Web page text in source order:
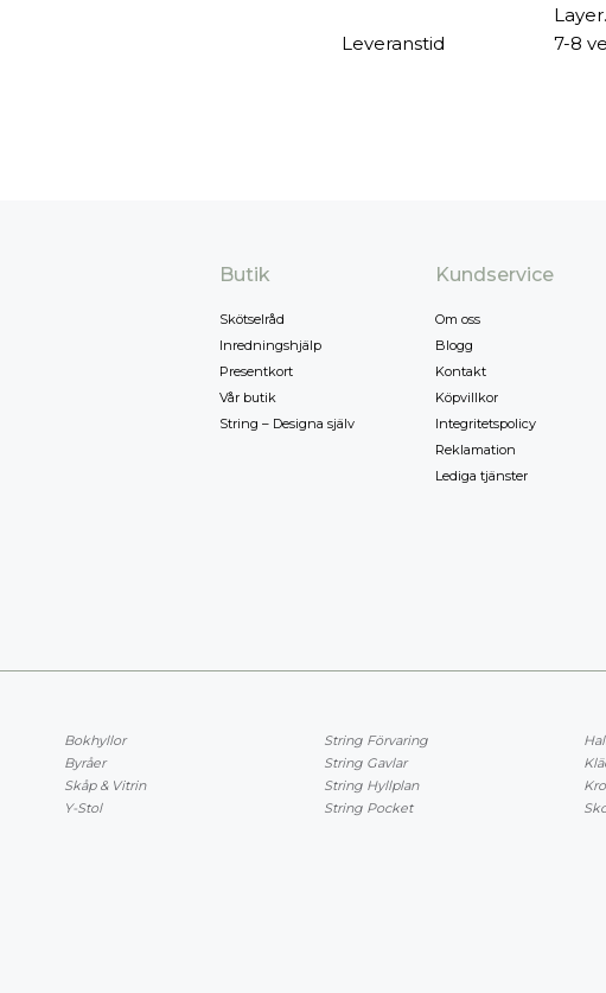
Leveranstid
7-8
Butik
Skötselråd
Inredningshjälp
Presentkort
Vår butik
String – Designa själv
Kundservice
Om oss
Blogg
Kontakt
Köpvillkor
Integritetspolicy
Reklamation
Lediga tjänster
Bokhyllor
Byråer
Skåp & Vitrin
Y-Stol
String Förvaring
String Gavlar
String Hyllplan
String Pocket